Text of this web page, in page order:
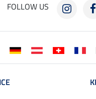
FOLLOW US